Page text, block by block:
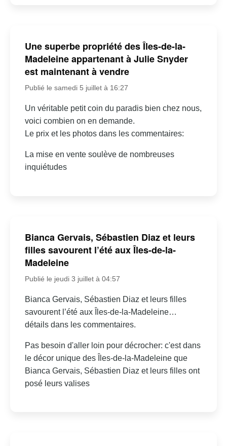
Une superbe propriété des Îles-de-la-
Madeleine appartenant à Julie Snyder
est maintenant à vendre
Publié le samedi 5 juillet à 16:27
Un véritable petit coin du paradis bien chez nous,
voici combien on en demande.
Le prix et les photos dans les commentaires:
La mise en vente soulève de nombreuses
inquiétudes
Bianca Gervais, Sébastien Diaz et leurs
filles savourent l’été aux Îles-de-la-
Madeleine
Publié le jeudi 3 juillet à 04:57
Bianca Gervais, Sébastien Diaz et leurs filles
savourent l’été aux Îles-de-la-Madeleine…
détails dans les commentaires.
Pas besoin d'aller loin pour décrocher: c'est dans
le décor unique des Îles-de-la-Madeleine que
Bianca Gervais, Sébastien Diaz et leurs filles ont
posé leurs valises